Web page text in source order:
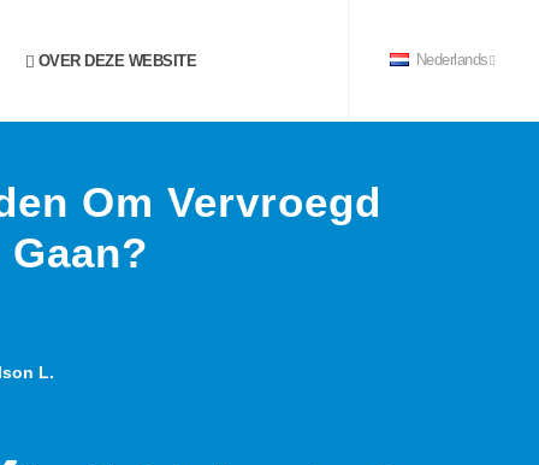
OVER DEZE WEBSITE Nederlands
Om Vervroegd
L.